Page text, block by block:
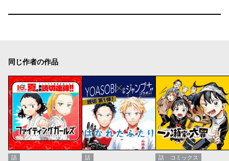
同じ作者の作品
話 話 話 コミックス